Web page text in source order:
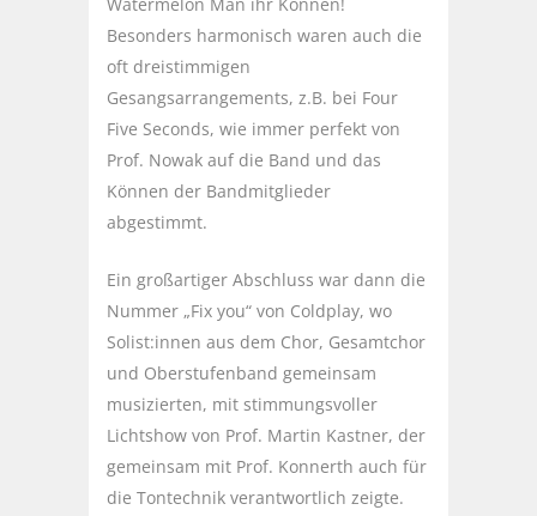
Besonders harmonisch waren auch die
oft dreistimmigen
Gesangsarrangements, z.B. bei Four
Five Seconds, wie immer perfekt von
Prof. Nowak auf die Band und das
Können der Bandmitglieder
abgestimmt.
Ein großartiger Abschluss war dann die
Nummer „Fix you“ von Coldplay, wo
Solist:innen aus dem Chor, Gesamtchor
und Oberstufenband gemeinsam
musizierten, mit stimmungsvoller
Lichtshow von Prof. Martin Kastner, der
gemeinsam mit Prof. Konnerth auch für
die Tontechnik verantwortlich zeigte.